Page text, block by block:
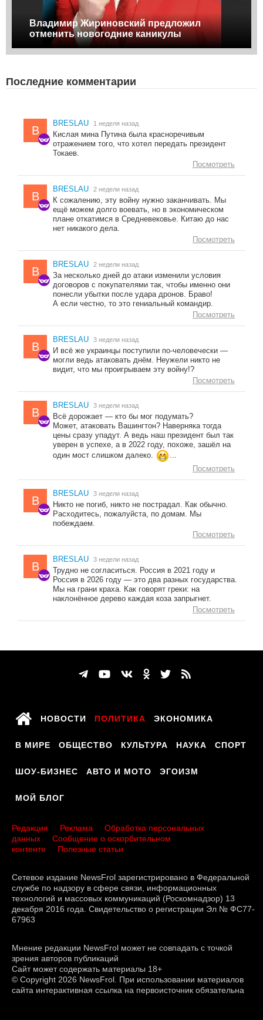
Владимир Жириновский предложил
отменить новогодние каникулы
Последние комментарии
B
BRESLAU 1 неделя назад
Кислая мина Путина была красноречивым
отражением того, что хотел передать президент
Токаев.
Посмотреть
B
BRESLAU 2 недели назад
К сожалению, эту войну нужно заканчивать. Мы
ещё можем долго воевать, но в экономическом
плане откатимся в Средневековье. Китаю до нас
нет никакого дела.
Посмотреть
B
BRESLAU 2 недели назад
За несколько дней до атаки изменили условия
договоров с покупателями так, чтобы именно они
понесли убытки после удара дронов. Браво!
А если честно, то это гениальный командир.
Посмотреть
B
BRESLAU 3 недели назад
И всё же украинцы поступили по-человечески —
могли ведь атаковать днём. Неужели никто не
видит, что мы проигрываем эту войну!?
Посмотреть
B
BRESLAU 3 недели назад
Всё дорожает — кто бы мог подумать?
Может, атаковать Вашингтон? Наверняка тогда
цены сразу упадут. А ведь наш президент был так
уверен в успехе, а в 2022 году, похоже, зашёл на
один мост слишком далеко.
...
Посмотреть
B
BRESLAU 3 недели назад
Никто не погиб, никто не пострадал. Как обычно.
Расходитесь, пожалуйста, по домам. Мы
побеждаем.
Посмотреть
B
BRESLAU 3 недели назад
Трудно не согласиться. Россия в 2021 году и
Россия в 2026 году — это два разных государства.
Мы на грани краха. Как говорят греки: на
наклонённое дерево каждая коза запрыгнет.
Посмотреть
НОВОСТИ ПОЛИТИКА ЭКОНОМИКА
В МИРЕ ОБЩЕСТВО КУЛЬТУРА НАУКА СПОРТ
ШОУ-БИЗНЕС АВТО И МОТО ЭГОИЗМ
МОЙ БЛОГ
Редакция Реклама
Обработка персональных
данных
Сообщение о оскорбительном
контенте
Полезные статьи
Сетевое издание NewsFrol зарегистрировано в Федеральной
службе по надзору в сфере связи, информационных
технологий и массовых коммуникаций (Роскомнадзор) 13
декабря 2016 года. Свидетельство о регистрации Эл № ФС77-
67963
Мнение редакции NewsFrol может не совпадать с точкой
зрения авторов публикаций
Сайт может содержать материалы 18+
© Copyright 2026 NewsFrol. При использовании материалов
сайта интерактивная ссылка на первоисточник обязательна